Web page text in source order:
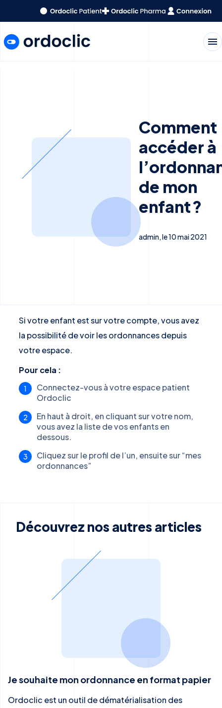
menu
Comment
accéder à
de mon
enfant ?
admin, le 10 mai 2021
Si votre enfant est sur votre compte, vous avez
la possibilité de voir les ordonnances depuis
votre espace.
Pour cela :
Connectez-vous à votre espace patient
Ordoclic
En haut à droit, en cliquant sur votre nom,
vous avez la liste de vos enfants en
dessous.
Cliquez sur le profil de l’un, ensuite sur “mes
ordonnances”
Découvrez nos autres articles
Je souhaite mon ordonnance en format papier
Ordoclic est un outil de dématérialisation des